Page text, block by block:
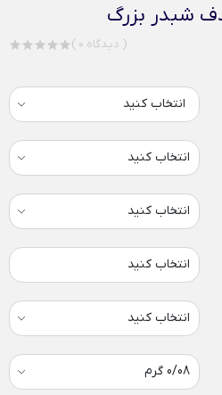
شبدر بزرگ
( 0 دیدگاه )
انتخاب کنید
انتخاب کنید